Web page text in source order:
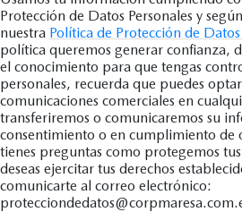
Protección de Datos Personales y
nuestra Política de Protección de Datos
política queremos generar confianza,
el conocimiento para que tengas
personales, recuerda que puedes
comunicaciones comerciales en
transferiremos o comunicaremos su
consentimiento o en cumplimiento de
tienes preguntas como protegemos
deseas ejercitar tus derechos
comunicarte al correo electrónico: